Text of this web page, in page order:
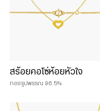
0.075 บาท
0.125 บาท
สร้อยคอโซ่ห้อยหัวใจ
ทองรูปพรรณ 96.5%